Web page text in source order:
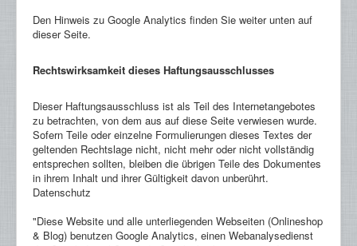
Den Hinweis zu Google Analytics finden Sie weiter unten auf
dieser Seite.
Rechtswirksamkeit dieses Haftungsausschlusses
Dieser Haftungsausschluss ist als Teil des Internetangebotes
zu betrachten, von dem aus auf diese Seite verwiesen wurde.
Sofern Teile oder einzelne Formulierungen dieses Textes der
geltenden Rechtslage nicht, nicht mehr oder nicht vollständig
entsprechen sollten, bleiben die übrigen Teile des Dokumentes
in ihrem Inhalt und ihrer Gültigkeit davon unberührt.
Datenschutz
"Diese Website und alle unterliegenden Webseiten (Onlineshop
& Blog) benutzen Google Analytics, einen Webanalysedienst